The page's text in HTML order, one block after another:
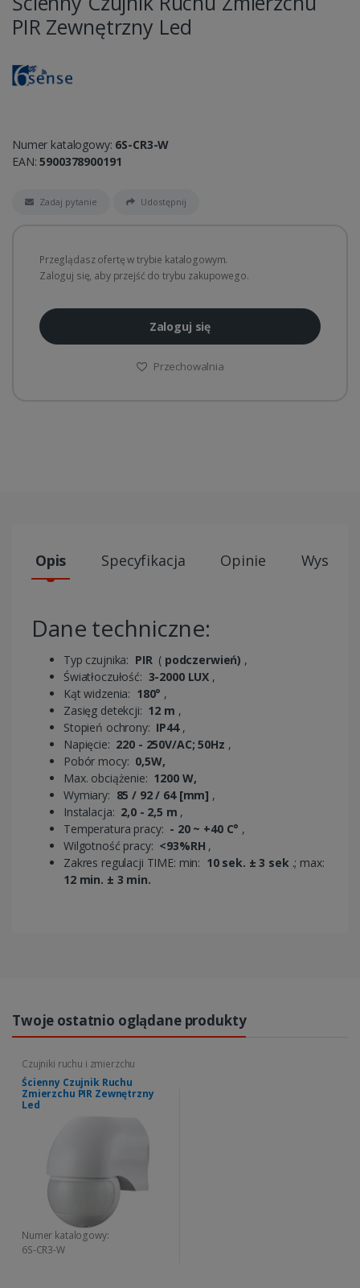
PIR Zewnętrzny Led
Numer katalogowy: 6S-CR3-W
EAN:5900378900191
Zadaj pytanie Udostępnij
Przeglądasz ofertę w trybie katalogowym.
Zaloguj się, aby przejść do trybu zakupowego.
Zaloguj się
Przechowalnia
Opis Specyfikacja Opinie Wysyłki
Dane techniczne:
Typ czujnika: PIR ( podczerwień) ,
Światłoczułość: 3-2000 LUX ,
Kąt widzenia: 180° ,
Zasięg detekcji: 12 m ,
Stopień ochrony: IP44 ,
Napięcie: 220 - 250V/AC; 50Hz ,
Pobór mocy: 0,5W,
Max. obciążenie: 1200 W,
Wymiary: 85 / 92 / 64 [mm] ,
Instalacja: 2,0 - 2,5 m ,
Temperatura pracy: - 20 ~ +40 C° ,
Wilgotność pracy: <93%RH ,
Zakres regulacji TIME: min: 10 sek. ± 3 sek .; max:
12 min. ± 3 min.
Twoje ostatnio oglądane produkty
Czujniki ruchu i zmierzchu
Ścienny Czujnik Ruchu
Zmierzchu PIR Zewnętrzny
Led
Numer katalogowy:
6S-CR3-W